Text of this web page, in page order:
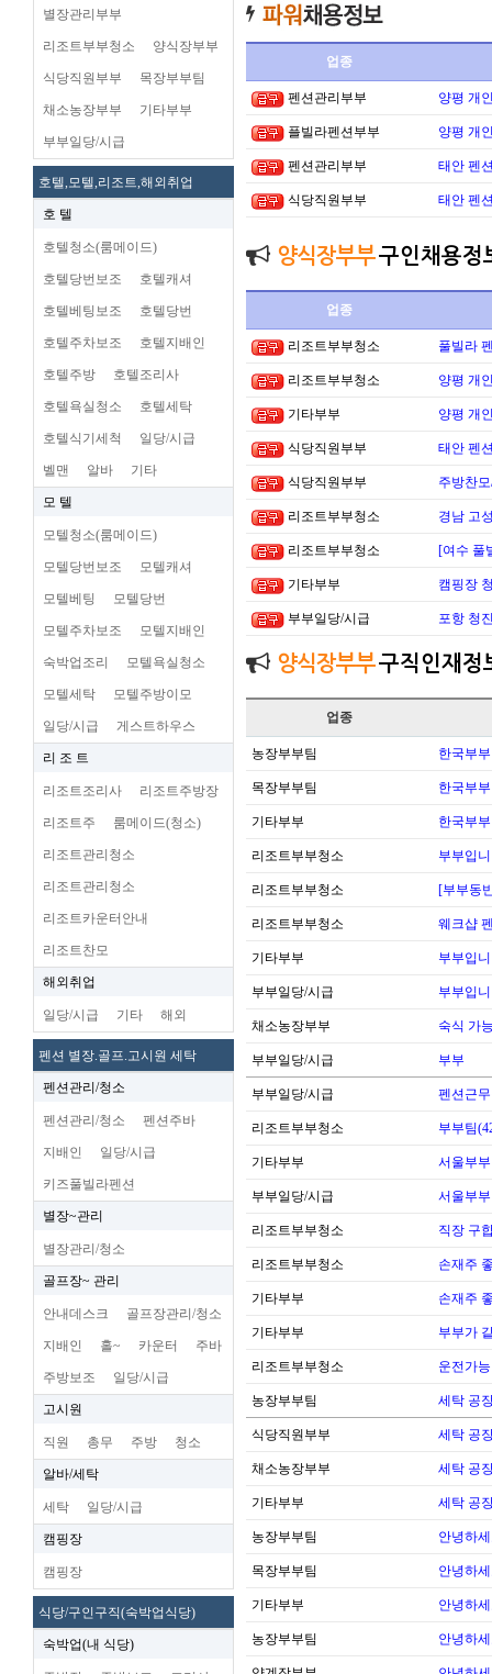
별장관리부부
리조트부부청소 양식장부부
식당직원부부 목장부부팀
채소농장부부 기타부부
부부일당/시급
호텔,모텔,리조트,해외취업
호 텔
호텔청소(룸메이드)
호텔당번보조 호텔캐셔
호텔베팅보조 호텔당번
호텔주차보조 호텔지배인
호텔주방 호텔조리사
호텔욕실청소 호텔세탁
호텔식기세척 일당/시급
벨맨 알바 기타
모 텔
모텔청소(룸메이드)
모텔당번보조 모텔캐셔
모텔베팅 모텔당번
모텔주차보조 모텔지배인
숙박업조리 모텔욕실청소
모텔세탁 모텔주방이모
일당/시급 게스트하우스
리 조 트
리조트조리사 리조트주방장
리조트주 룸메이드(청소)
리조트관리청소
리조트관리청소
리조트카운터안내
리조트찬모
해외취업
일당/시급 기타 해외
펜션 별장.골프.고시원 세탁
펜션관리/청소
펜션관리/청소 펜션주바
지배인 일당/시급
키즈풀빌라펜션
별장~관리
별장관리/청소
골프장~ 관리
안내데스크 골프장관리/청소
지배인 홀~ 카운터 주바
주방보조 일당/시급
고시원
직원 총무 주방 청소
알바/세탁
세탁 일당/시급
캠핑장
캠핑장
식당/구인구직(숙박업식당)
숙박업(내 식당)
업종
펜션관리부부 양평 개
플빌라펜션부부 양평 개
펜션관리부부 태안 펜
식당직원부부 태안 펜
양식장부부구인채용정
업종
리조트부부청소 풀빌라
리조트부부청소 양평 개
기타부부 양평 개
식당직원부부 태안 펜
식당직원부부 주방찬
리조트부부청소 경남 고
리조트부부청소 [여수 풀
기타부부 캠핑장
부부일당/시급 포항 청
양식장부부구직인재정
업종
농장부부팀 한국부
목장부부팀 한국부
기타부부 한국부
리조트부부청소 부부입
리조트부부청소 [부부동
리조트부부청소 웨크샵
기타부부 부부입
부부일당/시급 부부입
채소농장부부 숙식 가
부부일당/시급 부부
부부일당/시급 펜션근
리조트부부청소 부부팀
기타부부 서울부부
부부일당/시급 서울부부
리조트부부청소 직장 구
리조트부부청소 손재주
기타부부 손재주
기타부부 부부가
리조트부부청소 운전가
농장부부팀 세탁 공
식당직원부부 세탁 공
채소농장부부 세탁 공
기타부부 세탁 공
농장부부팀 안녕하
목장부부팀 안녕하
기타부부 안녕하
농장부부팀 안녕하